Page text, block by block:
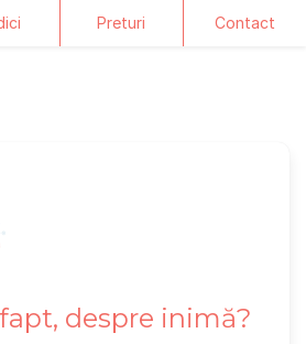
Preturi Contact
despre inimă?